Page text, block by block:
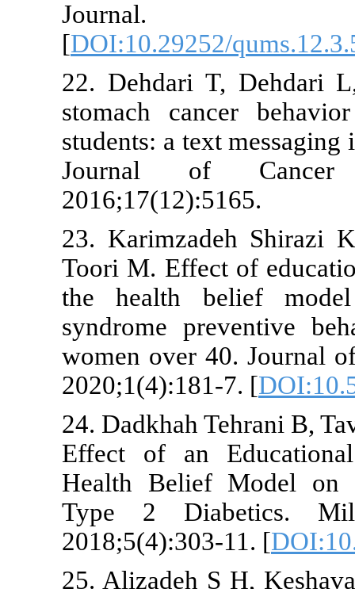
[
22. Dehdari
stomach
students: a
Journal
23.
Toori M.
the health
syndrome
women over
24. Dadkhah
Effect of an
Health
Type 2
25. Alizadeh